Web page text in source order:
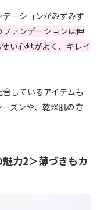
ーションがみずみず
ファンデーションは伸
い心地がよく、キレイ
しているアイテムも
ズンや、乾燥肌の方
力2＞薄づきもカ